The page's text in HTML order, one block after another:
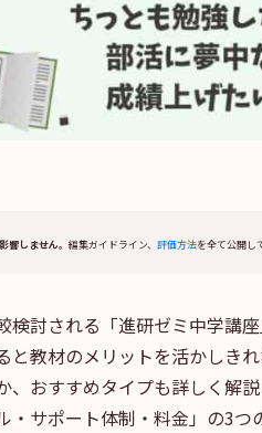
響しません。 編集ガイドライン、 評価方法を全て公開し
検討される「進研ゼミ中学講
教材のメリットを活かしき
おすすめタイプも詳しく解
サポート体制・料金」の3つ